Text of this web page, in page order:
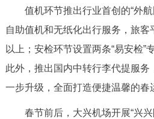
值机环节推出行业首创的“外航
自助值机和无纸化出行服务，旅
以上；安检环节设置两条“易安检”
此外，推出国内中转行李代提服务
一步升级，全面打造便捷温馨的春
春节前后，大兴机场开展“兴兴